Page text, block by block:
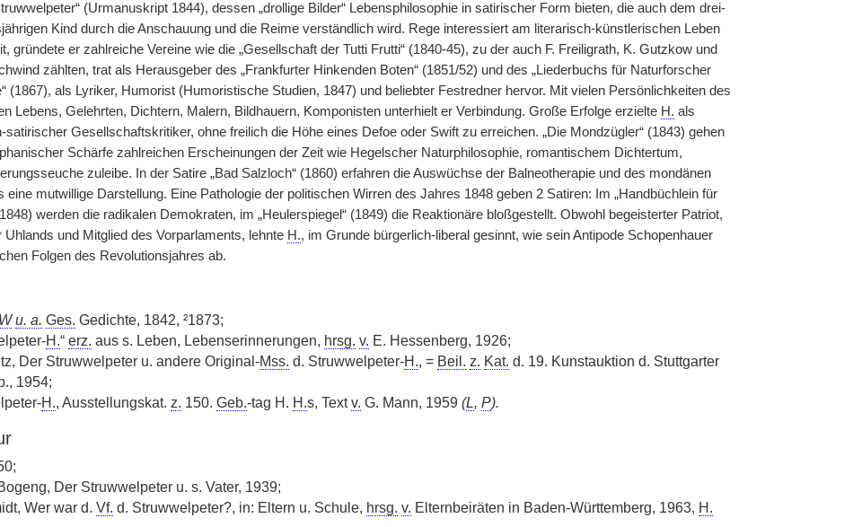
(Urmanuskript 1844), dessen „drollige Bilder“ Lebensphilosophie in satirischer Form bieten, die auch dem drei-
Kind durch die Anschauung und die Reime verständlich wird. Rege interessiert am literarisch-künstlerischen Leben
gründete er zahlreiche Vereine wie die „Gesellschaft der Tutti Frutti“ (1840-45), zu der auch F. Freiligrath, K. Gutzkow und
zählten, trat als Herausgeber des „Frankfurter Hinkenden Boten“ (1851/52) und des „Liederbuchs für Naturforscher
(1867), als Lyriker, Humorist (Humoristische Studien, 1847) und beliebter Festredner hervor. Mit vielen Persönlichkeiten des
Lebens, Gelehrten, Dichtern, Malern, Bildhauern, Komponisten unterhielt er Verbindung. Große Erfolge erzielte H. als
satirischer Gesellschaftskritiker, ohne freilich die Höhe eines Defoe oder Swift zu erreichen. „Die Mondzügler“ (1843) gehen
Schärfe zahlreichen Erscheinungen der Zeit wie Hegelscher Naturphilosophie, romantischem Dichtertum,
zuleibe. In der Satire „Bad Salzloch“ (1860) erfahren die Auswüchse der Balneotherapie und des mondänen
eine mutwillige Darstellung. Eine Pathologie der politischen Wirren des Jahres 1848 geben 2 Satiren: Im „Handbüchlein für
werden die radikalen Demokraten, im „Heulerspiegel“ (1849) die Reaktionäre bloßgestellt. Obwohl begeisterter Patriot,
Uhlands und Mitglied des Vorparlaments, lehnte H., im Grunde bürgerlich-liberal gesinnt, wie sein Antipode Schopenhauer
Folgen des Revolutionsjahres ab.
W u. a. Ges. Gedichte, 1842, ²1873;
H.“ erz. aus s. Leben, Lebenserinnerungen, hrsg. v. E. Hessenberg, 1926;
Der Struwwelpeter u. andere Original-Mss. d. Struwwelpeter-H., = Beil. z. Kat. d. 19. Kunstauktion d. Stuttgarter
1954;
H., Ausstellungskat. z. 150. Geb.-tag H. H.s, Textv. G. Mann, 1959 (L, P).
Der Struwwelpeter u. s. Vater, 1939;
Wer war d. Vf. d. Struwwelpeter?, in: Eltern u. Schule, hrsg. v. Elternbeiräten in Baden-Württemberg, 1963, H.